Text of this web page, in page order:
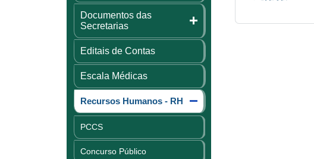
Documentos das
Secretarias
Editais de Contas
Escala Médicas
Recursos Humanos - RH
PCCS
Concurso Público